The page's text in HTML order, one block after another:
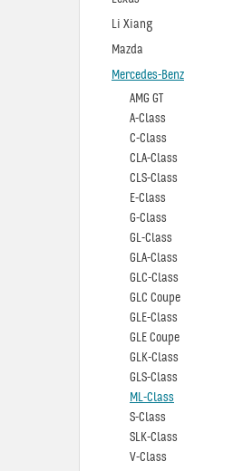
Li Xiang
Mazda
Mercedes-Benz
AMG GT
A-Class
C-Class
CLA-Class
CLS-Сlass
E-Class
G-Class
GL-Class
GLA-Class
GLC-Class
GLC Coupe
GLE-Class
GLE Coupe
GLK-Class
GLS-Class
ML-Class
S-Class
SLK-Class
V-Class